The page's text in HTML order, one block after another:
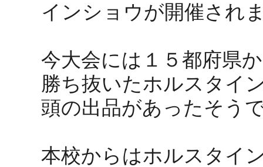
インショウが開催され
今大会には１５都府県
勝ち抜いたホルスタイ
頭の出品があったそう
本校からはホルスタイ